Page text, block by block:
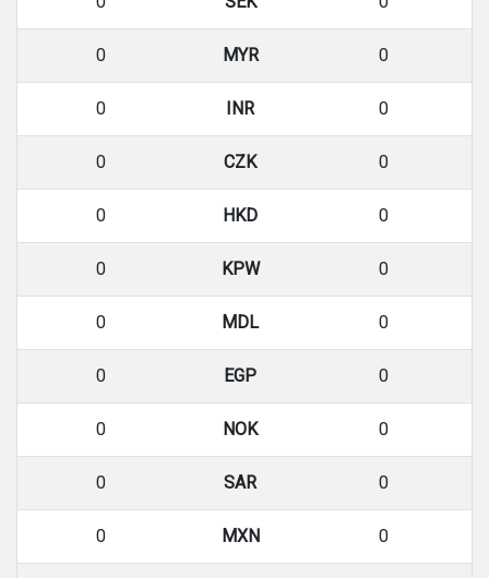
0 MYR 0
0 INR 0
0 CZK 0
0 HKD 0
0 KPW 0
0 MDL 0
0 EGP 0
0 NOK 0
0 SAR 0
0 MXN 0